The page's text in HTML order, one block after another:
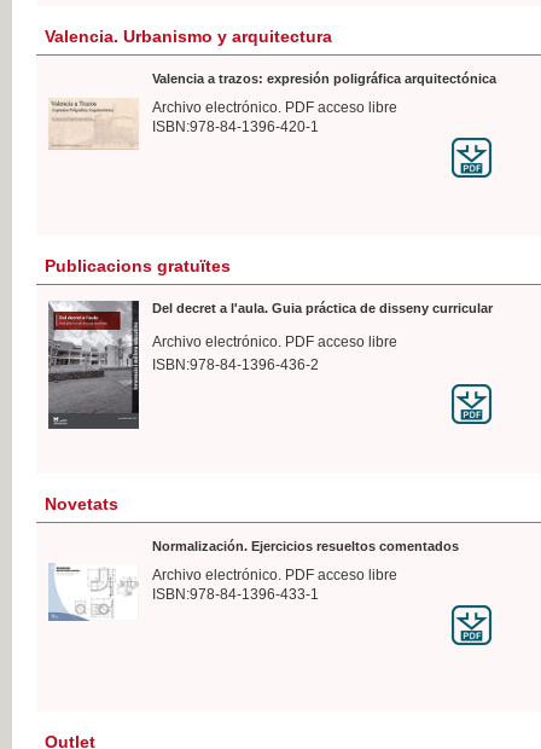
Valencia. Urbanismo y arquitectura
Valencia a trazos: expresión poligráfica arquitectónica
Archivo electrónico. PDF acceso libre
ISBN:978-84-1396-420-1
Publicacions gratuïtes
Del decret a l'aula. Guia práctica de disseny curricular
Archivo electrónico. PDF acceso libre
ISBN:978-84-1396-436-2
Novetats
Normalización. Ejercicios resueltos comentados
Archivo electrónico. PDF acceso libre
ISBN:978-84-1396-433-1
Outlet